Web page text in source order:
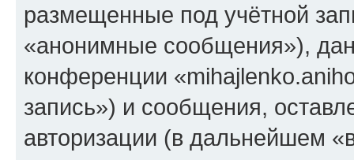
размещенные под учётной
«анонимные сообщения»),
конференции
запись») и сообщения,
авторизации (в дальнейшем